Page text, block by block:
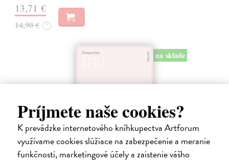
Príjmete naše cookies?
K prevádzke internetového kníhkupectva Artforum
využívame cookies slúžiace na zabezpečenie a meranie
funkčnosti, marketingové účely a zaistenie vášho
13,71 €
14,90 € ?
na sklade